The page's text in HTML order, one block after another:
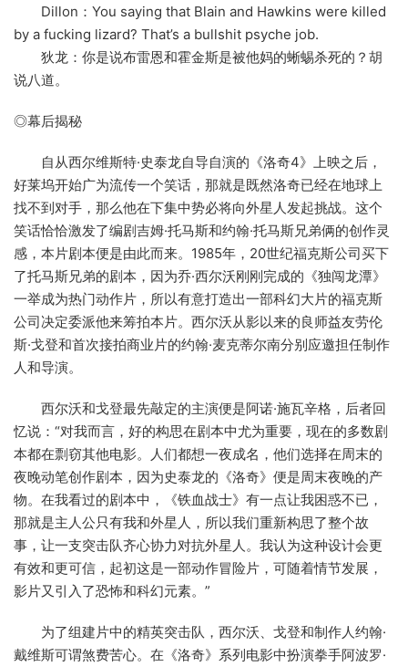
Dillon：You saying that Blain and Hawkins were killed
by a fucking lizard? That’s a bullshit psyche job.
狄龙：你是说布雷恩和霍金斯是被他妈的蜥蜴杀死的？胡
说八道。
◎幕后揭秘
自从西尔维斯特·史泰龙自导自演的《洛奇4》上映之后，
好莱坞开始广为流传一个笑话，那就是既然洛奇已经在地球上
找不到对手，那么他在下集中势必将向外星人发起挑战。这个
笑话恰恰激发了编剧吉姆·托马斯和约翰·托马斯兄弟俩的创作灵
感，本片剧本便是由此而来。1985年，20世纪福克斯公司买下
了托马斯兄弟的剧本，因为乔·西尔沃刚刚完成的《独闯龙潭》
一举成为热门动作片，所以有意打造出一部科幻大片的福克斯
公司决定委派他来筹拍本片。西尔沃从影以来的良师益友劳伦
斯·戈登和首次接拍商业片的约翰·麦克蒂尔南分别应邀担任制作
人和导演。
西尔沃和戈登最先敲定的主演便是阿诺·施瓦辛格，后者回
忆说：“对我而言，好的构思在剧本中尤为重要，现在的多数剧
本都在剽窃其他电影。人们都想一夜成名，他们选择在周末的
夜晚动笔创作剧本，因为史泰龙的《洛奇》便是周末夜晚的产
物。在我看过的剧本中，《铁血战士》有一点让我困惑不已，
那就是主人公只有我和外星人，所以我们重新构思了整个故
事，让一支突击队齐心协力对抗外星人。我认为这种设计会更
有效和更可信，起初这是一部动作冒险片，可随着情节发展，
影片又引入了恐怖和科幻元素。”
为了组建片中的精英突击队，西尔沃、戈登和制作人约翰·
戴维斯可谓煞费苦心。在《洛奇》系列电影中扮演拳手阿波罗·